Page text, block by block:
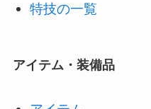
特技の一覧
アイテム・装備品